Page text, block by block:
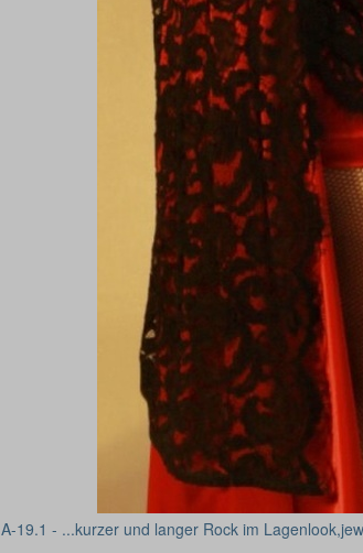
A-19.1 - ...kurzer und langer Rock im